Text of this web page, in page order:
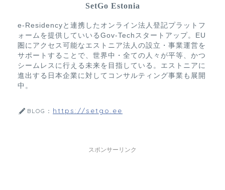
SetGo Estonia
e-Residencyと連携したオンライン法人登記プラットフ
ォームを提供していいるGov-Techスタートアップ。EU
圏にアクセス可能なエストニア法人の設立・事業運営を
サポートすることで、世界中・全ての人々が平等、かつ
シームレスに行える未来を目指している。エストニアに
進出する日本企業に対してコンサルティング事業も展開
中。
BLOG： https://setgo.ee
スポンサーリンク